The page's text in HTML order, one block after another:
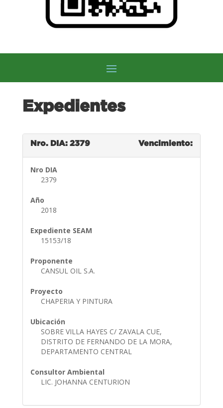
Expedientes
Nro. DIA: 2379 Vencimiento:
Nro DIA
2379
Año
2018
Expediente SEAM
15153/18
Proponente
CANSUL OIL S.A.
Proyecto
CHAPERIA Y PINTURA
Ubicación
SOBRE VILLA HAYES C/ ZAVALA CUE,
DISTRITO DE FERNANDO DE LA MORA,
DEPARTAMENTO CENTRAL
Consultor Ambiental
LIC. JOHANNA CENTURION